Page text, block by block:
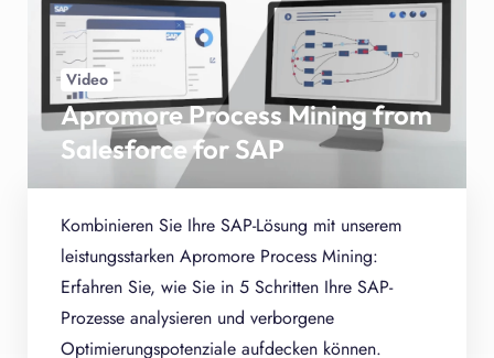
Video
Apromore Process Mining from
Salesforce for SAP
Kombinieren Sie Ihre SAP-Lösung mit unserem
leistungsstarken Apromore Process Mining:
Erfahren Sie, wie Sie in 5 Schritten Ihre SAP-
Prozesse analysieren und verborgene
Optimierungspotenziale aufdecken können.